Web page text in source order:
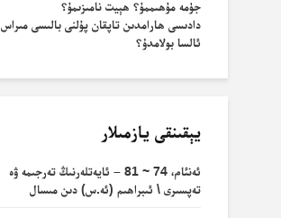
جۈمە مۇھىممۇ؟ ھېيت نامىزىمۇ؟
دادىسى ھارامدىن تاپقان پۇلنى بالىسى مىراس
ئالسا بولامدۇ؟
يېقىنقى يازمىلار
ئەنئام، 74 ~ 81 – ئايەتلەرنىڭ تەرجىمە ۋە
تەپسىرى \ ئىبراھىم (ئە.س) دىن مىسال